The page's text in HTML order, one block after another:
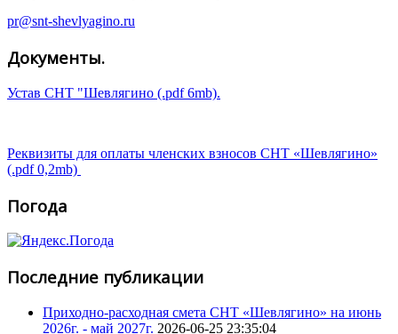
pr@snt-shevlyagino.ru
Документы.
Устав СНТ "Шевлягино (.pdf 6mb).
Реквизиты для оплаты членских взносов СНТ «Шевлягино»
(.pdf 0,2mb)
Погода
Последние публикации
Приходно-расходная смета СНТ «Шевлягино» на июнь
2026г. - май 2027г. 2026-06-25 23:35:04